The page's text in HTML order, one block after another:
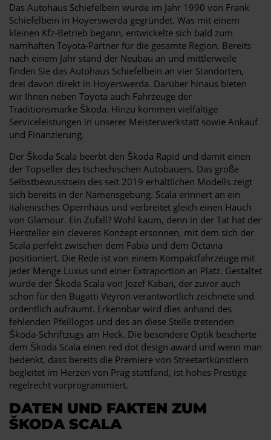
Das Autohaus Schiefelbein wurde im Jahr 1990 von Frank
Schiefelbein in Hoyerswerda gegründet. Was mit einem
kleinen Kfz-Betrieb begann, entwickelte sich bald zum
namhaften Toyota-Partner für die gesamte Region. Bereits
nach einem Jahr stand der Neubau an und mittlerweile
finden Sie das Autohaus Schiefelbein an vier Standorten,
drei davon direkt in Hoyerswerda. Darüber hinaus bieten
wir Ihnen neben Toyota auch Fahrzeuge der
Traditionsmarke Škoda. Hinzu kommen vielfältige
Serviceleistungen in unserer Meisterwerkstatt sowie Ankauf
und Finanzierung.
Der Škoda Scala beerbt den Škoda Rapid und damit einen
der Topseller des tschechischen Autobauers. Das große
Selbstbewusstsein des seit 2019 erhältlichen Modells zeigt
sich bereits in der Namensgebung. Scala erinnert an ein
italienisches Opernhaus und verbreitet gleich einen Hauch
von Glamour. Ein Zufall? Wohl kaum, denn in der Tat hat der
Hersteller ein cleveres Konzept ersonnen, mit dem sich der
Scala perfekt zwischen dem Fabia und dem Octavia
positioniert. Die Rede ist von einem Kompaktfahrzeuge mit
jeder Menge Luxus und einer Extraportion an Platz. Gestaltet
wurde der Škoda Scala von Jozef Kaban, der zuvor auch
schon für den Bugatti Veyron verantwortlich zeichnete und
ordentlich aufräumt. Erkennbar wird dies anhand des
fehlenden Pfeillogos und des an diese Stelle tretenden
Škoda-Schriftzugs am Heck. Die besondere Optik bescherte
dem Škoda Scala einen red dot design award und wenn man
bedenkt, dass bereits die Premiere von Streetartkünstlern
begleitet im Herzen von Prag stattfand, ist hohes Prestige
regelrecht vorprogrammiert.
DATEN UND FAKTEN ZUM
ŠKODA SCALA